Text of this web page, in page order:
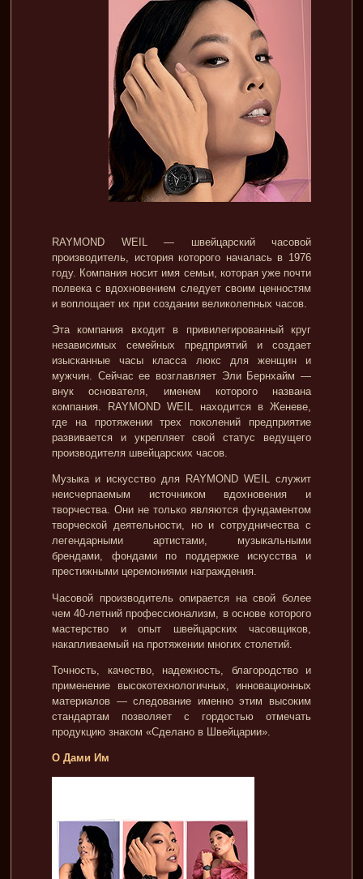
RAYMOND WEIL — швейцарский часовой
производитель, история которого началась в 1976
году. Компания носит имя семьи, которая уже почти
полвека с вдохновением следует своим ценностям
и воплощает их при создании великолепных часов.
Эта компания входит в привилегированный круг
независимых семейных предприятий и создает
изысканные часы класса люкс для женщин и
мужчин. Сейчас ее возглавляет Эли Бернхайм —
внук основателя, именем которого названа
компания. RAYMOND WEIL находится в Женеве,
где на протяжении трех поколений предприятие
развивается и укрепляет свой статус ведущего
производителя швейцарских часов.
Музыка и искусство для RAYMOND WEIL служит
неисчерпаемым источником вдохновения и
творчества. Они не только являются фундаментом
творческой деятельности, но и сотрудничества с
легендарными артистами, музыкальными
брендами, фондами по поддержке искусства и
престижными церемониями награждения.
Часовой производитель опирается на свой более
чем 40-летний профессионализм, в основе которого
мастерство и опыт швейцарских часовщиков,
накапливаемый на протяжении многих столетий.
Точность, качество, надежность, благородство и
применение высокотехнологичных, инновационных
материалов — следование именно этим высоким
стандартам позволяет с гордостью отмечать
продукцию знаком «Сделано в Швейцарии».
О Дами Им